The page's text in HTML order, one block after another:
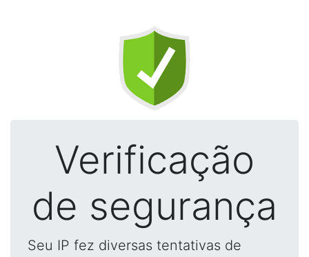
Verificação
de segurança
Seu IP fez diversas tentativas de